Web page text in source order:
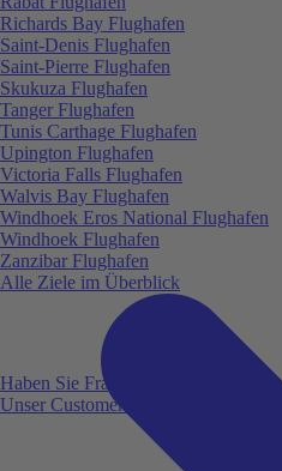
Haben Sie Fragen?
Unser Customer Service ist für Sie da!
Richards Bay Flughafen
Saint-Denis Flughafen
Saint-Pierre Flughafen
Skukuza Flughafen
Tanger Flughafen
Tunis Carthage Flughafen
Upington Flughafen
Victoria Falls Flughafen
Walvis Bay Flughafen
Windhoek Eros National Flughafen
Windhoek Flughafen
Zanzibar Flughafen
Alle Ziele im Überblick